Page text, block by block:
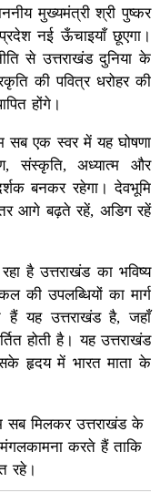
मुख्यमंत्री श्री पुष्कर
नई ऊँचाइयाँ छूएगा।
से उत्तराखंड दुनिया के
की पवित्र धरोहर की
होंगे।
एक स्वर में यह घोषणा
संस्कृति, अध्यात्म और
बनकर रहेगा। देवभूमि
आगे बढ़ते रहें, अडिग रहें
है उत्तराखंड का भविष्य
उपलब्धियों का मार्ग
यह उत्तराखंड है, जहाँ
होती है। यह उत्तराखंड
हृदय में भारत माता के
सब मिलकर उत्तराखंड के
करते हैं ताकि
रहे।